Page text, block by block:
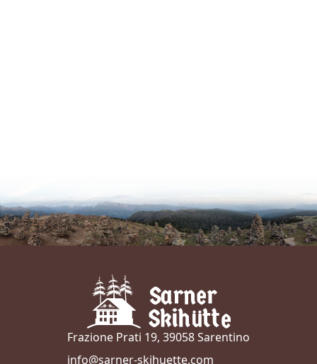
Frazione Prati 19, 39058 Sarentino
info@sarner-skihuette.com